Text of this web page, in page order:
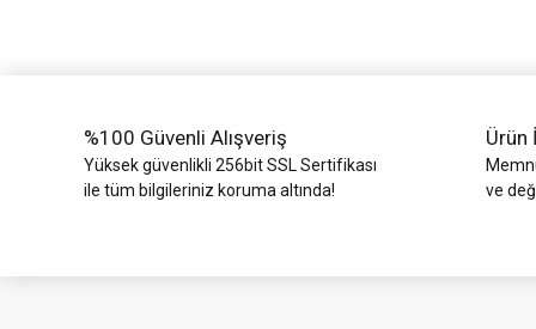
%100 Güvenli Alışveriş
Yüksek güvenlikli 256bit SSL Sertifikası
ile tüm bilgileriniz koruma altında!
Ürün
ve